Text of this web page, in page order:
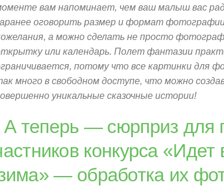
вам напоминает, чем ваш малыш вас
оговорить размер и формат
а можно сделать не просто
или календарь. Полет фантазии
потому что все картинки для
много в свободном доступе, что можно
уникальные сказочные истории!
А теперь — сюрприз для
конкурса
— обработка их